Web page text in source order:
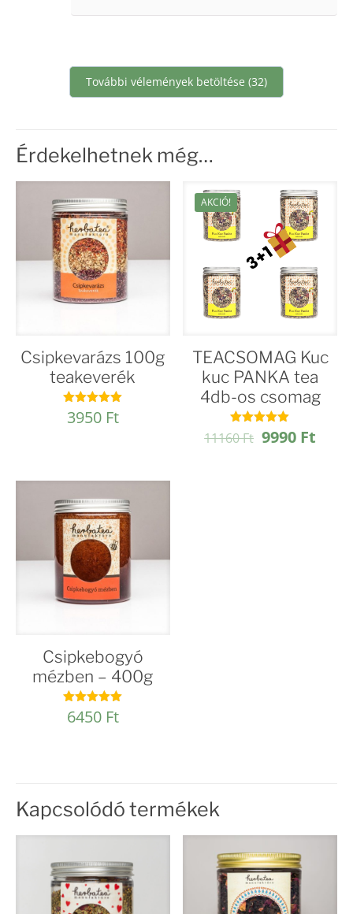
További vélemények betöltése (32)
Érdekelhetnek még…
Csipkevarázs 100g
teakeverék
Értékelés:
4.96
3950 Ft
AKCIÓ!
TEACSOMAG Kuc
kuc PANKA tea
4db-os csomag
Értékelés:
4.97
11160Ft Original
9990 Ft
Csipkebogyó
mézben – 400g
Értékelés:
4.94
6450 Ft
Kapcsolódó termékek